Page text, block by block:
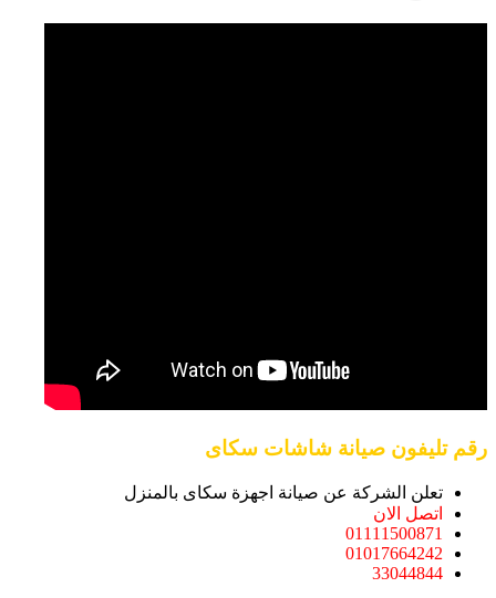
رقم تليفون صيانة شاشات سكاى
تعلن الشركة عن صيانة اجهزة سكاى بالمنزل
اتصل الان
01111500871
01017664242
33044844